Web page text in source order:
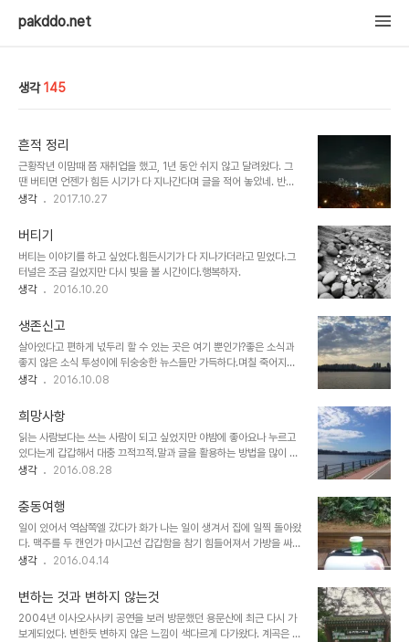
pakddo.net
생각 145
흔적 정리
근황작년 이맘때 쯤 재취업을 했고, 1년 동안 쉬지 않고 달려왔다. 그
땐 버티면 언젠가 힘든 시기가 다 지나간다며 글을 적어 놓았네. 반복
적이고 지루한 일상 중에서 빛을 찾아 나아간다는 것이 쉽진 않구나...
그래도 일년 지난동안 무얼하고 살았나 정리 해보니 그럭저럭 잘 살았
나싶다. 가끔 정리하고 뒤돌아보는건 또 나아갈 힘을 위함인 것을 자꾸
만 잊게 된다.참여한 프로젝트- NIA / K-ICT 빅데이터센터 딥러닝
인프라 구축 및 운용 (http://kbig.kr)- KISTI / 소상공인 지원을 위
한 상권분석 및 마케팅 전략 추천 서비스 개발
생각 2017.10.27
버티기
버티는 이야기를 하고 싶었다.힘든시기가 다 지나가더라고 믿었다.그
터널은 조금 길었지만 다시 빛을 볼 시간이다.행복하자.
생각
2016.10.20
생존신고
살아있다고 편하게 넋두리 할 수 있는 곳은 여기 뿐인가?좋은 소식과
좋지 않은 소식 투성이에 뒤숭숭한 뉴스들만 가득하다.며칠 죽어지내
다 오랜만에 나선 아침운동길에 멋진 하늘을 만났다.
생각 2016.10.08
희망사항
읽는 사람보다는 쓰는 사람이 되고 싶었지만 야밤에 좋아요나 누르고
있다는게 갑갑해서 대충 끄적끄적.말과 글을 활용하는 방법을 많이 단
련했다 생각했지만, 여전히 어렵다. 어젠 참 자전거 타는게 재밌더라.
네 나갈때 입는 반바지에 크록스 대충 신고 남영에 군자에 잘도 쏘다녔
네.장비나 복장 신경안쓰고 너무 좋았다. 잘하고 싶은 것이 많은 것이
문제인가? 맥주/커피/연구/자전거/사진...... 정상적인 직장생활다 잘
하고 싶네. 맥주는 더 들어가고프지만 참는건지 못하는건지 모르겠고,
커피는 뭐 나 마실만큼은 되는건 같고.... 연구는.... 와이프 졸업하면
면 거의 모든 부분에 있어 나..
생각 2016.08.28
충동여행
일이 있어서 역삼쪽엘 갔다가 화가 나는 일이 생겨서 집에 일찍 돌아왔
다. 맥주를 두 캔인가 마시고선 갑갑함을 참기 힘들어져서 가방을 싸들
고 공항을 향했다. 지하철에서 인터넷을 미친듯이 뒤져 평소같으면 엄
고 1000원짜리 커피를 한잔 마시고 심호흡을 해본다. 다 지나가리
라...
생각 2016.04.14
변하는 것과 변하지 않는것
2004년 이사오사사키 공연을 보러 방문했던 용문산에 최근 다시 가
보게되었다. 변한듯 변하지 않은 느낌이 색다르게 다가왔다. 계곡은 물